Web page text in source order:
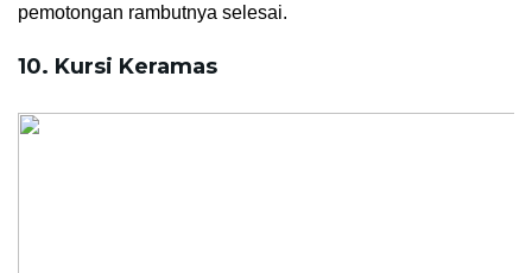
pemotongan rambutnya selesai.
10. Kursi Keramas